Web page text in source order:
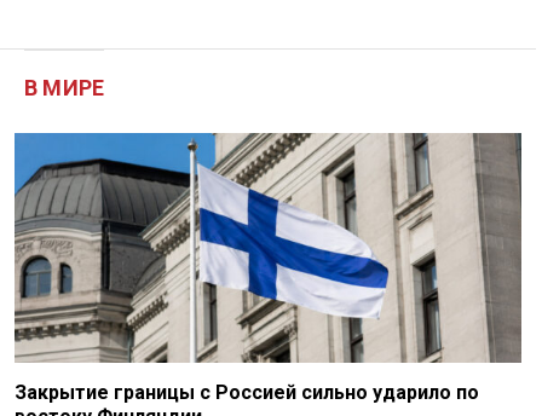
В МИРЕ
Закрытие границы с Россией сильно ударило по